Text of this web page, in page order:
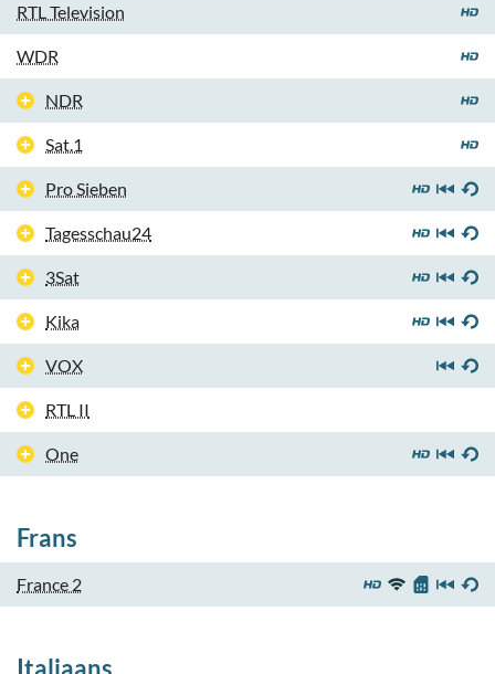
RTL Television
WDR
NDR
Sat.1
Pro Sieben
Tagesschau24
3Sat
Kika
VOX
RTL II
One
Frans
France 2
Italiaans